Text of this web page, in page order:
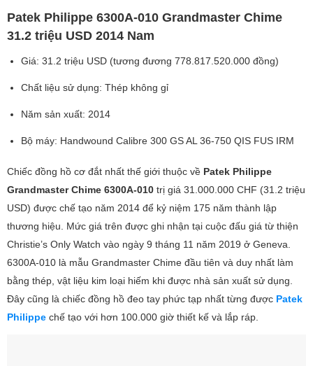
Patek Philippe 6300A-010 Grandmaster Chime
31.2 triệu USD 2014 Nam
Giá: 31.2 triệu USD (tương đương 778.817.520.000 đồng)
Chất liệu sử dụng: Thép không gỉ
Năm sản xuất: 2014
Bộ máy: Handwound Calibre 300 GS AL 36-750 QIS FUS IRM
Chiếc đồng hồ cơ đắt nhất thế giới thuộc về Patek Philippe
Grandmaster Chime 6300A-010 trị giá 31.000.000 CHF (31.2 triệu
USD) được chế tạo năm 2014 để kỷ niệm 175 năm thành lập
thương hiệu. Mức giá trên được ghi nhận tại cuộc đấu giá từ thiện
Christie’s Only Watch vào ngày 9 tháng 11 năm 2019 ở Geneva.
6300A-010 là mẫu Grandmaster Chime đầu tiên và duy nhất làm
bằng thép, vật liệu kim loại hiếm khi được nhà sản xuất sử dụng.
Đây cũng là chiếc đồng hồ đeo tay phức tạp nhất từng được Patek
Philippe chế tạo với hơn 100.000 giờ thiết kế và lắp ráp.